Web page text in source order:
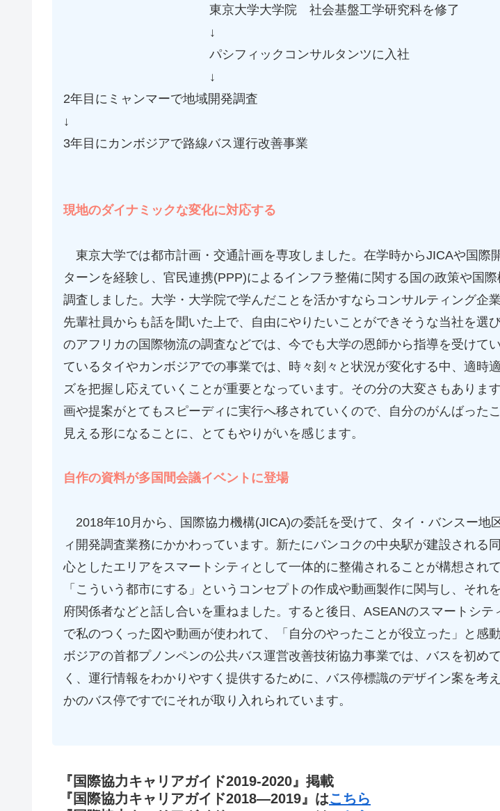
東京大学大学院 社会基盤工学研究科を修了
↓
パシフィックコンサルタンツに入社
↓
2年目にミャンマーで地域開発調査
3年目にカンボジアで路線バス運行改善事業
現地のダイナミックな変化に対応する
東京大学では都市計画・交通計画を専攻しました。在学時からJICAや国際
ターンを経験し、官民連携(PPP)によるインフラ整備に関する国の政策や国
調査しました。大学・大学院で学んだことを活かすならコンサルティング企業
先輩社員からも話を聞いた上で、自由にやりたいことができそうな当社を選
のアフリカの国際物流の調査などでは、今でも大学の恩師から指導を受けて
ているタイやカンボジアでの事業では、時々刻々と状況が変化する中、適時
ズを把握し応えていくことが重要となっています。その分の大変さもありま
画や提案がとてもスピーディに実行へ移されていくので、自分のがんばった
見える形になることに、とてもやりがいを感じます。
自作の資料が多国間会議イベントに登場
2018年10月から、国際協力機構(JICA)の委託を受けて、タイ・バンスー地
ィ開発調査業務にかかわっています。新たにバンコクの中央駅が建設される
心としたエリアをスマートシティとして一体的に整備されることが構想され
「こういう都市にする」というコンセプトの作成や動画製作に関与し、それ
府関係者などと話し合いを重ねました。すると後日、ASEANのスマートシテ
で私のつくった図や動画が使われて、「自分のやったことが役立った」と感
ボジアの首都プノンペンの公共バス運営改善技術協力事業では、バスを初め
く、運行情報をわかりやすく提供するために、バス停標識のデザイン案を考
かのバス停ですでにそれが取り入れられています。
『国際協力キャリアガイド2019-2020』掲載
『国際協力キャリアガイド2018―2019』はこちら